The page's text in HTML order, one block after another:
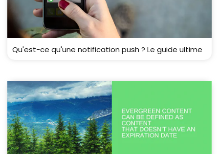
Qu'est-ce qu'une notification push ? Le guide ultime